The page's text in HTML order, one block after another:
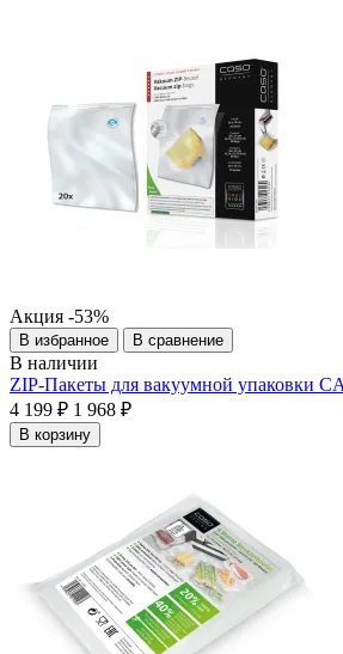
Акция -53%
В избранное В сравнение
В наличии
ZIP-Пакеты для вакуумной упаковки
4 199 ₽ 1 968 ₽
В корзину